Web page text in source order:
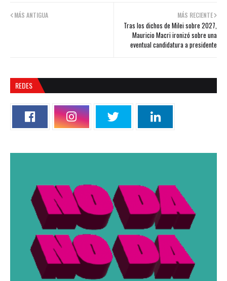
MÁS RECIENTE
Tras los dichos de Milei sobre 2027,
Mauricio Macri ironizó sobre una
eventual candidatura a presidente
MÁS ANTIGUA
REDES